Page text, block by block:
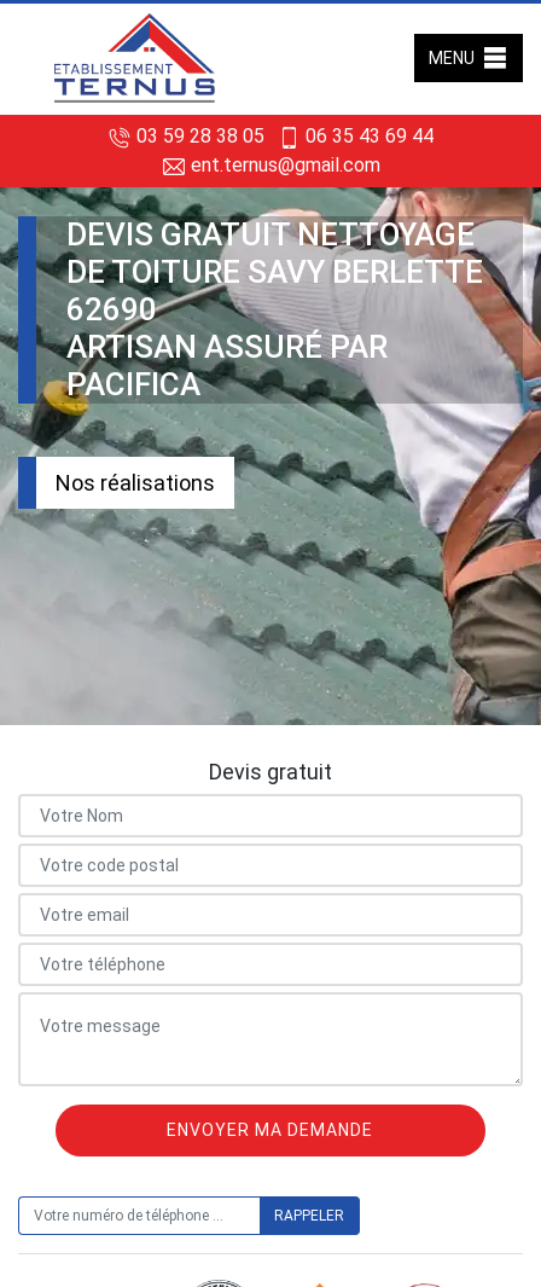
03 59 28 38 05
06 35 43 69 44
ent.ternus@gmail.com
MENU
DEVIS GRATUIT NETTOYAGE
DE TOITURE SAVY BERLETTE
62690
ARTISAN ASSURÉ PAR
PACIFICA
Nos réalisations
Devis gratuit